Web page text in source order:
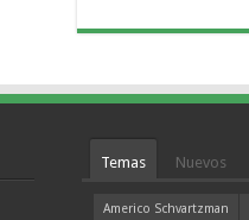
Temas Nuevos
Americo Schvartzman